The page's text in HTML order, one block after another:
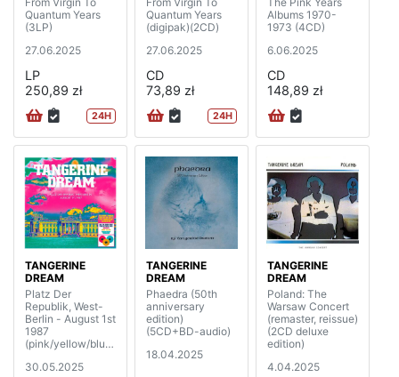
Quantum Years
(3LP)
27.06.2025
LP
250,89 zł
24H
Quantum Years
(digipak)(2CD)
27.06.2025
CD
73,89 zł
24H
Albums 1970-
1973 (4CD)
6.06.2025
CD
148,89 zł
TANGERINE
DREAM
Platz Der
Republik, West-
Berlin - August 1st
1987
(pink/yellow/blue
30.05.2025
TANGERINE
DREAM
Phaedra (50th
anniversary
edition)
(5CD+BD-audio)
18.04.2025
TANGERINE
DREAM
Poland: The
Warsaw Concert
(remaster, reissue)
(2CD deluxe
edition)
4.04.2025